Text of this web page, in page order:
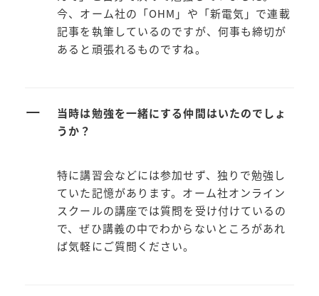
今、オーム社の「OHM」や「新電気」で連載
記事を執筆しているのですが、何事も締切が
あると頑張れるものですね。
ー
当時は勉強を一緒にする仲間はいたのでしょ
うか？
特に講習会などには参加せず、独りで勉強し
ていた記憶があります。オーム社オンライン
スクールの講座では質問を受け付けているの
で、ぜひ講義の中でわからないところがあれ
ば気軽にご質問ください。